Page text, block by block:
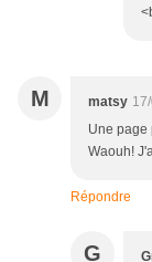
M matsy
Une page
Waouh!
Répondre
G